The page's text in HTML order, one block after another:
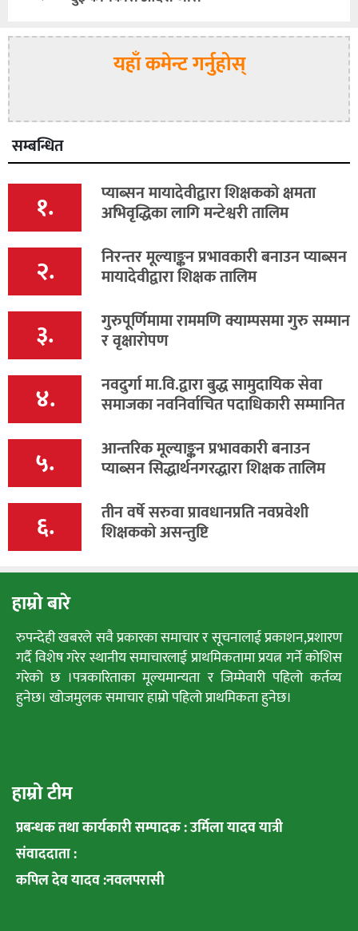
यहाँ कमेन्ट गर्नुहोस्
सम्बन्धित
१. प्याब्सन मायादेवीद्वारा शिक्षकको क्षमता
अभिवृद्धिका लागि मन्टेश्वरी तालिम
२. निरन्तर मूल्याङ्कन प्रभावकारी बनाउन प्याब्सन
मायादेवीद्वारा शिक्षक तालिम
३. गुरुपूर्णिमामा राममणि क्याम्पसमा गुरु सम्मान
र वृक्षारोपण
४. नवदुर्गा मा.वि.द्वारा बुद्ध सामुदायिक सेवा
समाजका नवनिर्वाचित पदाधिकारी सम्मानित
५. आन्तरिक मूल्याङ्कन प्रभावकारी बनाउन
प्याब्सन सिद्धार्थनगरद्धारा शिक्षक तालिम
६. तीन वर्षे सरुवा प्रावधानप्रति नवप्रवेशी
शिक्षकको असन्तुष्टि
हाम्रो बारे
रुपन्देही खबरले सवै प्रकारका समाचार र सूचनालाई प्रकाशन,प्रशारण
गर्दै विशेष गरेर स्थानीय समाचारलाई प्राथमिकतामा प्रयत्न गर्ने कोशिस
गरेको छ ।पत्रकारिताका मूल्यमान्यता र जिम्मेवारी पहिलो कर्तव्य
हुनेछ। खोजमुलक समाचार हाम्रो पहिलो प्राथमिकता हुनेछ।
हाम्रो टीम
प्रबन्धक तथा कार्यकारी सम्पादक : उर्मिला यादव यात्री
संवाददाता :
कपिल देव यादव :नवलपरासी